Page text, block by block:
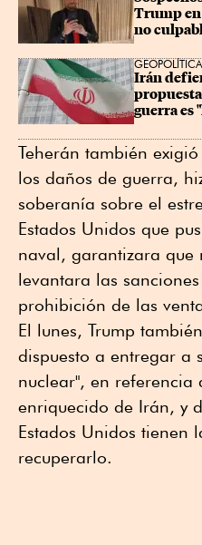
Trump en
no
GEOPOLÍTICA
Irán
guerra es
Teherán también
los daños de guerra,
soberanía sobre el
Estados Unidos que
naval, garantizara que
levantara las
prohibición de las
El lunes, Trump
dispuesto a entregar a
nuclear", en referencia
enriquecido de Irán, y
Estados Unidos tienen
recuperarlo.